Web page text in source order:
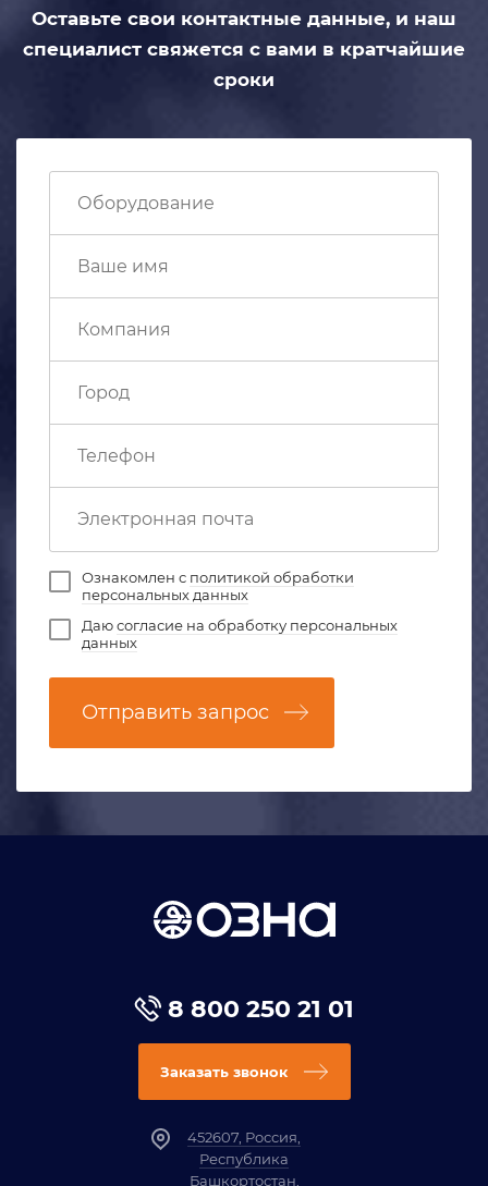
Оставьте свои контактные данные, и наш
специалист свяжется с вами в кратчайшие
сроки
Ознакомлен с политикой обработки
персональных данных
Даюсогласие на обработку персональных
данных
Отправить запрос
8 800 250 21 01
Заказать звонок
452607, Россия,
Республика
Башкортостан,